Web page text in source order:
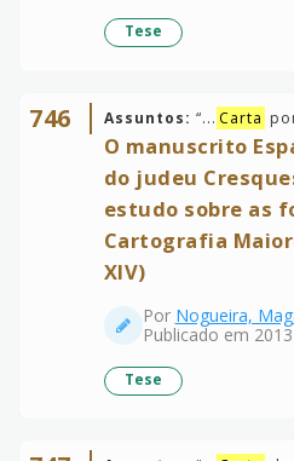
Tese
746 Assuntos: “... Carta
O manuscrito
do judeu
estudo sobre as
Cartografia
XIV)
Por Nogueira,
Publicado em 2013
Tese